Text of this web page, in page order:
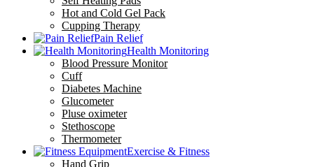
Hot and Cold Gel Pack
Cupping Therapy
Pain Relief
Health Monitoring
Blood Pressure Monitor
Cuff
Diabetes Machine
Glucometer
Pluse oximeter
Stethoscope
Thermometer
Exercise & Fitness
Hand Grip